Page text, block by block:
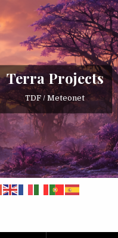
Terra Projects
TDF / Meteonet